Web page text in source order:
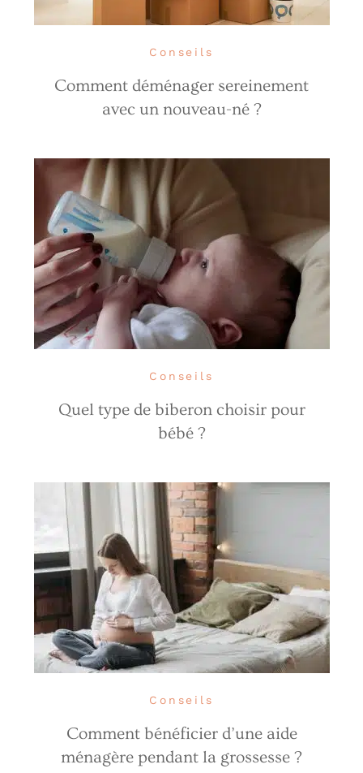
Conseils
Comment déménager sereinement
avec un nouveau-né ?
Conseils
Quel type de biberon choisir pour
bébé ?
Conseils
Comment bénéficier d’une aide
ménagère pendant la grossesse ?